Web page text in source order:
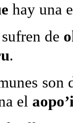
hay una
de
.
son
el